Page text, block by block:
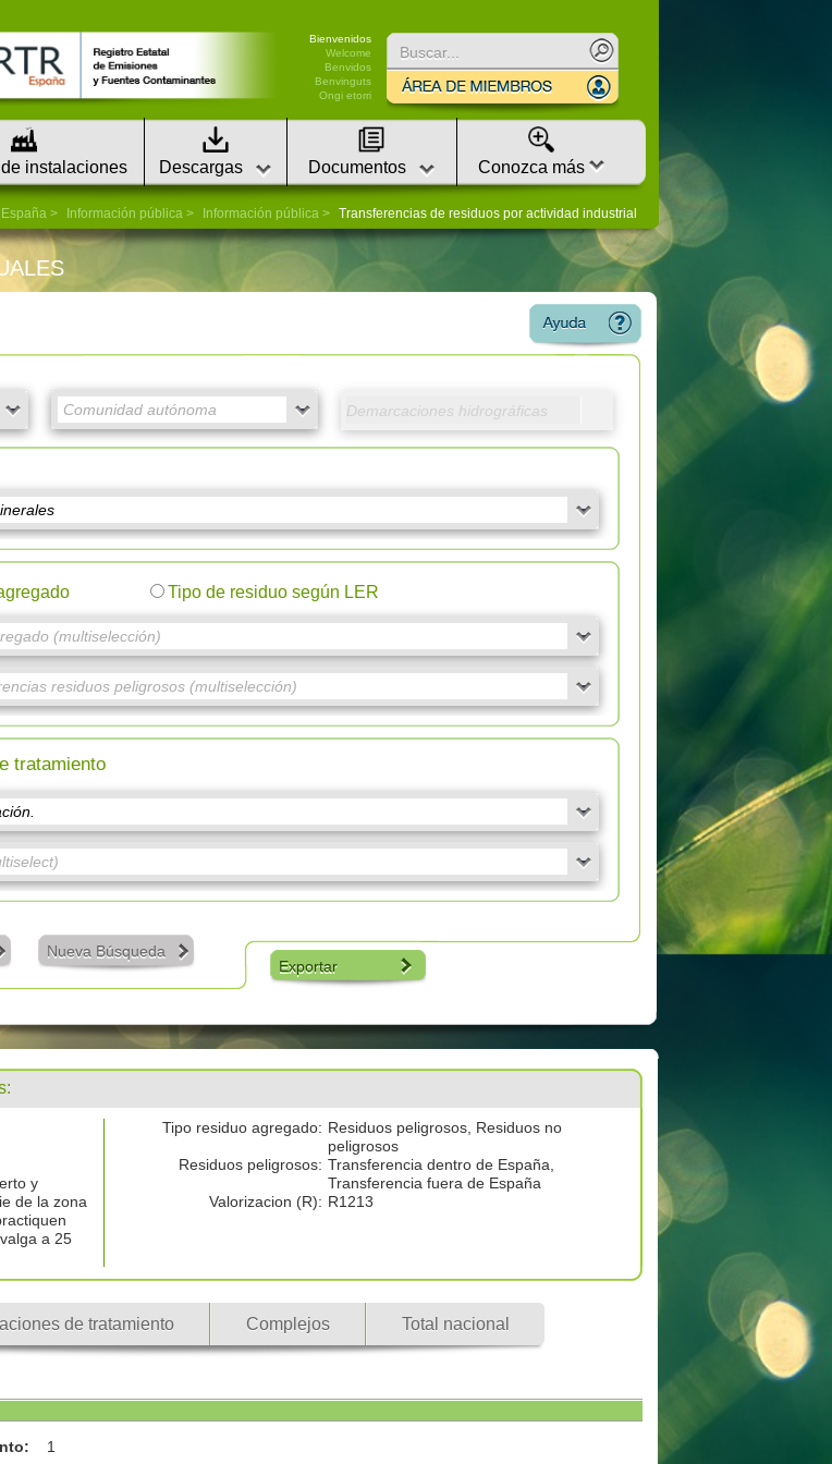
Bienvenidos
Welcome
Benvidos
Benvinguts
Ongi etorri
de instalaciones Descargas Documentos Conozca más
Información pública Información pública Transferencias de residuos por actividad industrial
Tipo de residuo según LER
tratamiento
Nueva Búsqueda
Exportar
y
de la zona
a 25
Tipo residuo agregado: Residuos peligrosos, Residuos no
peligrosos
Residuos peligrosos: Transferencia dentro de España,
Transferencia fuera de España
Valorizacion (R): R1213
de tratamiento Complejos Total nacional
:
1